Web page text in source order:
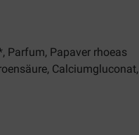
Parfum, Papaver rhoeas
Calciumgluconat,